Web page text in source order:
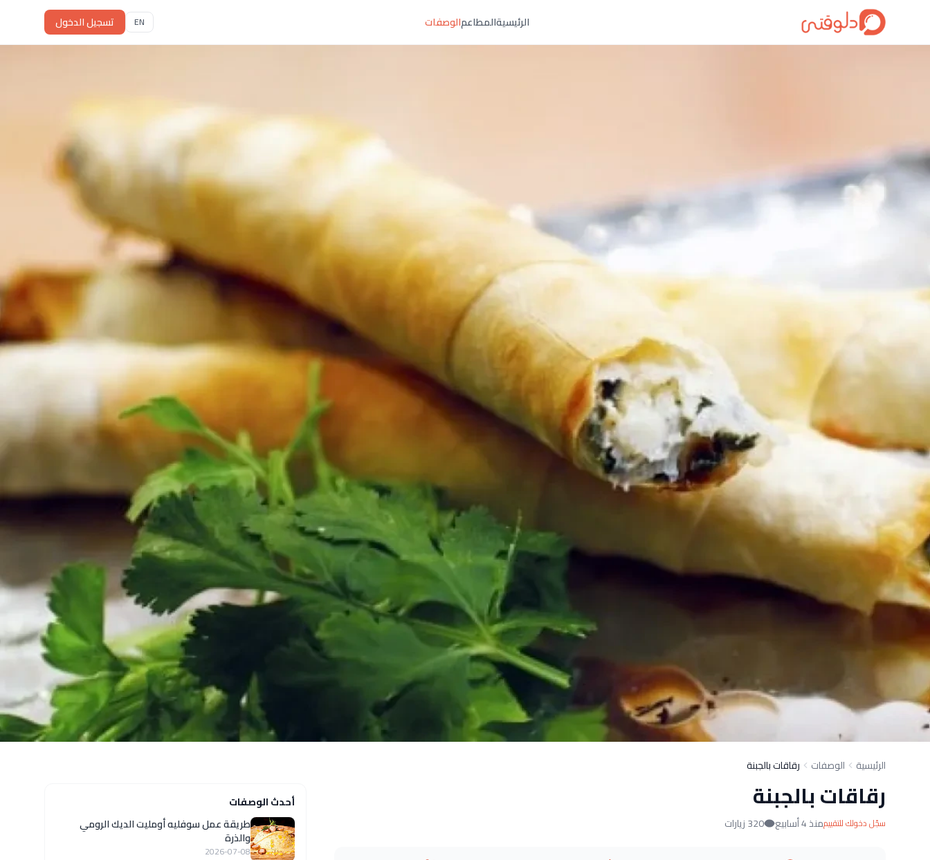
الرئيسيةالمطاعمالوصفات EN تسجيل الدخول
الرئيسية الوصفات رقاقات بالجبنة
رقاقات بالجبنة
سجّل دخولك للتقييممنذ 4 أسابيع 320 زيارات
أحدث الوصفات
طريقة عمل سوفليه أومليت الديك الرومي
والذرة
2026-07-08